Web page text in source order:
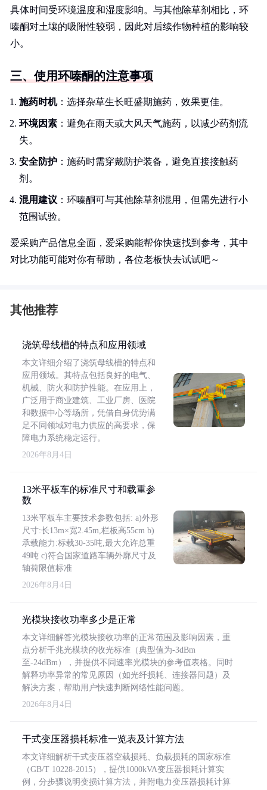
具体时间受环境温度和湿度影响。与其他除草剂相比，环
嗪酮对土壤的吸附性较弱，因此对后续作物种植的影响较
小。
三、使用环嗪酮的注意事项
施药时机：选择杂草生长旺盛期施药，效果更佳。
环境因素 ：避免在雨天或大风天气施药，以减少药剂流
失。
安全防护 ：施药时需穿戴防护装备，避免直接接触药
剂。
混用建议 ：环嗪酮可与其他除草剂混用，但需先进行小
范围试验。
爱采购产品信息全面，爱采购能帮你快速找到参考，其中
对比功能可能对你有帮助，各位老板快去试试吧～
其他推荐
浇筑母线槽的特点和应用领域
本文详细介绍了浇筑母线槽的特点和
应用领域。其特点包括良好的电气、
机械、防火和防护性能。在应用上，
广泛用于商业建筑、工业厂房、医院
和数据中心等场所，凭借自身优势满
足不同领域对电力供应的高要求，保
障电力系统稳定运行。
2026年8月4日
13米平板车的标准尺寸和载重参
数
13米平板车主要技术参数包括: a)外形
尺寸:长13m×宽2.45m,栏板高55cm b)
承载能力:标载30-35吨,最大允许总重
49吨 c)符合国家道路车辆外廓尺寸及
轴荷限值标准
2026年8月4日
光模块接收功率多少是正常
本文详细解答光模块接收功率的正常范围及影响因素，重
点分析千兆光模块的收光标准（典型值为-3dBm
至-24dBm），并提供不同速率光模块的参考值表格。同时
解释功率异常的常见原因（如光纤损耗、连接器问题）及
解决方案，帮助用户快速判断网络性能问题。
2026年8月4日
干式变压器损耗标准一览表及计算方法
本文详细解析干式变压器空载损耗、负载损耗的国家标准
（GB/T 10228-2015），提供1000kVA变压器损耗计算实
例，分步骤说明变损计算方法，并附电力变压器损耗计算